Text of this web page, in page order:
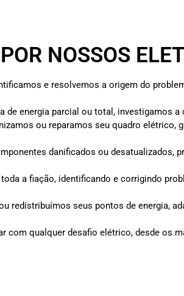
NOSSOS
e resolvemos a origem do
de energia parcial ou total, investigamos
ou reparamos seu quadro elétrico,
danificados ou desatualizados,
a fiação, identificando e corrigindo
redistribuímos seus pontos de energia,
com qualquer desafio elétrico, desde os